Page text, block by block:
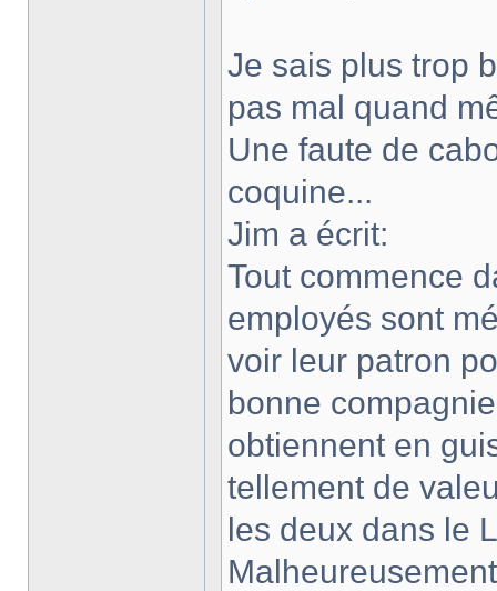
Je sais plus trop
pas mal quand
Une faute de
coquine...
Jim a écrit:
Tout commence
employés sont
voir leur patron
bonne
obtiennent en
tellement de
les deux dans le